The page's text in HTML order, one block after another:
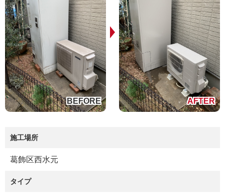
施工場所
葛飾区西水元
タイプ